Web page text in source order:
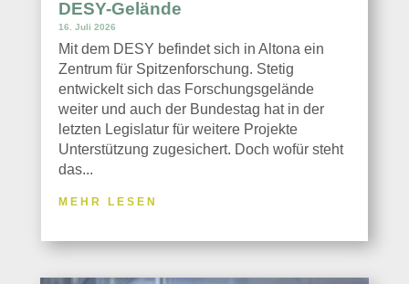
DESY-Gelände
16. Juli 2026
Mit dem DESY befindet sich in Altona ein
Zentrum für Spitzenforschung. Stetig
entwickelt sich das Forschungsgelände
weiter und auch der Bundestag hat in der
letzten Legislatur für weitere Projekte
Unterstützung zugesichert. Doch wofür steht
das...
MEHR LESEN